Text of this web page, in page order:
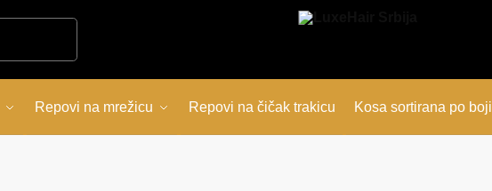
Repovi na mrežicu Repovi na čičak trakicu Kosa sortirana po boji